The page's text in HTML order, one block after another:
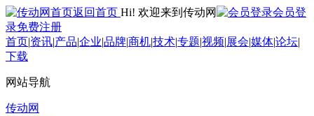
返回首页 Hi! 欢迎来到传动网
会员登
录免费注册
首页|资讯|产品|企业|品牌|商机|技术|专题|视频|展会|媒体|论坛|
下载
网站导航
传动网